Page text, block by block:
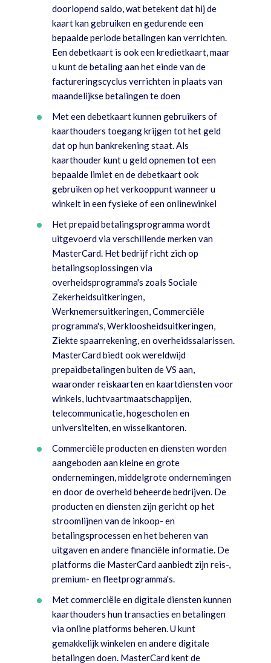
doorlopend saldo, wat betekent dat hij de
kaart kan gebruiken en gedurende een
bepaalde periode betalingen kan verrichten.
Een debetkaart is ook een kredietkaart, maar
u kunt de betaling aan het einde van de
factureringscyclus verrichten in plaats van
maandelijkse betalingen te doen
Met een debetkaart kunnen gebruikers of
kaarthouders toegang krijgen tot het geld
dat op hun bankrekening staat. Als
kaarthouder kunt u geld opnemen tot een
bepaalde limiet en de debetkaart ook
gebruiken op het verkooppunt wanneer u
winkelt in een fysieke of een onlinewinkel
Het prepaid betalingsprogramma wordt
uitgevoerd via verschillende merken van
MasterCard. Het bedrijf richt zich op
betalingsoplossingen via
overheidsprogramma's zoals Sociale
Zekerheidsuitkeringen,
Werknemersuitkeringen, Commerciële
programma's, Werkloosheidsuitkeringen,
Ziekte spaarrekening, en overheidssalarissen.
MasterCard biedt ook wereldwijd
prepaidbetalingen buiten de VS aan,
waaronder reiskaarten en kaartdiensten voor
winkels, luchtvaartmaatschappijen,
telecommunicatie, hogescholen en
universiteiten, en wisselkantoren.
Commerciële producten en diensten worden
aangeboden aan kleine en grote
ondernemingen, middelgrote ondernemingen
en door de overheid beheerde bedrijven. De
producten en diensten zijn gericht op het
stroomlijnen van de inkoop- en
betalingsprocessen en het beheren van
uitgaven en andere financiële informatie. De
platforms die MasterCard aanbiedt zijn reis-,
premium- en fleetprogramma's.
Met commerciële en digitale diensten kunnen
kaarthouders hun transacties en betalingen
via online platforms beheren. U kunt
gemakkelijk winkelen en andere digitale
betalingen doen. MasterCard kent de